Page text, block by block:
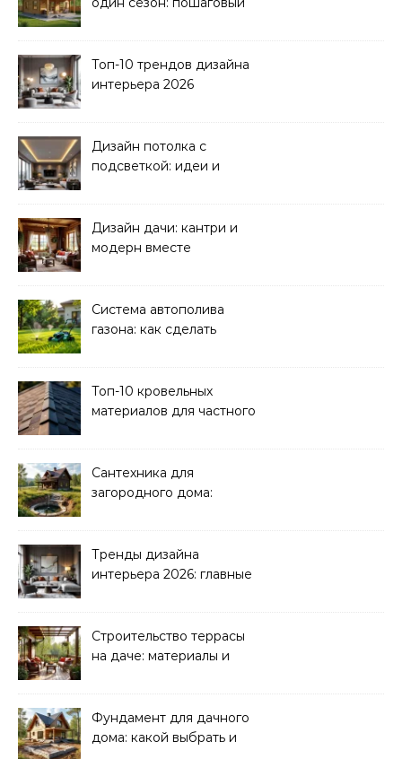
Топ-10 трендов дизайна
интерьера 2026
Дизайн потолка с
подсветкой: идеи и
Дизайн дачи: кантри и
модерн вместе
Система автополива
газона: как сделать
Топ-10 кровельных
материалов для частного
Сантехника для
загородного дома:
Тренды дизайна
интерьера 2026: главные
Строительство террасы
на даче: материалы и
Фундамент для дачного
дома: какой выбрать и